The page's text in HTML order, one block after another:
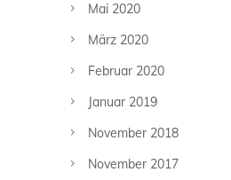
Mai 2020
März 2020
Februar 2020
Januar 2019
November 2018
November 2017